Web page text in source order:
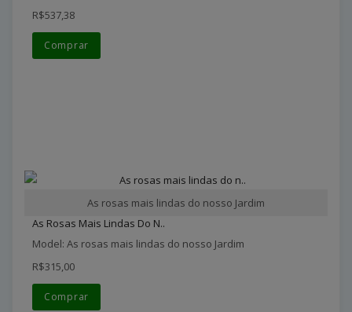
R$537,38
Comprar
As rosas mais lindas do nosso Jardim
As Rosas Mais Lindas Do N..
Model: As rosas mais lindas do nosso Jardim
R$315,00
Comprar